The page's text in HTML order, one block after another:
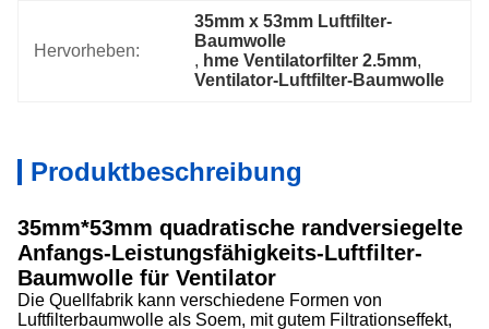
Hervorheben:
35mm x 53mm Luftfilter-
Baumwolle
, hme Ventilatorfilter 2.5mm,
Ventilator-Luftfilter-Baumwolle
Produktbeschreibung
35mm*53mm quadratische randversiegelte
Anfangs-Leistungsfähigkeits-Luftfilter-
Baumwolle für Ventilator
Die Quellfabrik kann verschiedene Formen von
Luftfilterbaumwolle als Soem, mit gutem Filtrationseffekt,